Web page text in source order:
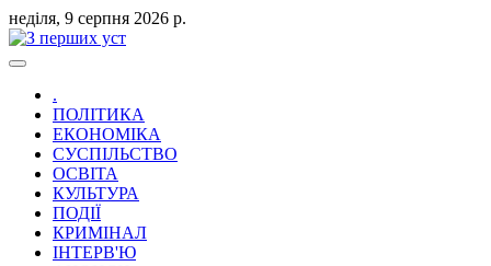
неділя, 9 серпня 2026 р.
.
ПОЛІТИКА
ЕКОНОМІКА
СУСПІЛЬСТВО
ОСВІТА
КУЛЬТУРА
ПОДІЇ
КРИМІНАЛ
ІНТЕРВ'Ю